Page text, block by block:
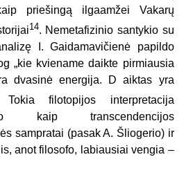
priešingą ilgaamžei Vakarų
14. Nemetafizinio santykio su
I. Gaidamavičienė papildo
„kie kviename daikte pirmiausia
dvasinė energija. D aiktas yra
filotopijos interpretacija
kaip transcendencijos
sampratai (pasak A. Šliogerio) ir
anot filosofo, labiausiai vengia –